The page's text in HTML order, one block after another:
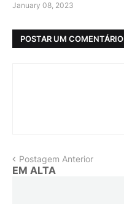
January 08, 2023
POSTAR UM COMENTÁRIO
Postagem Anterior
EM ALTA